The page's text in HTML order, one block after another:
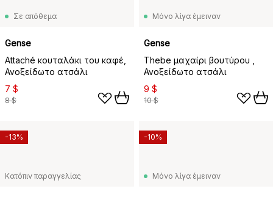
Σε απόθεμα
Gense
Attaché κουταλάκι του καφέ,
Ανοξείδωτο ατσάλι
7 $
8 $
Μόνο λίγα έμειναν
Gense
Thebe μαχαίρι βουτύρου ,
Ανοξείδωτο ατσάλι
9 $
10 $
Κατόπιν παραγγελίας
-13%
Μόνο λίγα έμειναν
-10%